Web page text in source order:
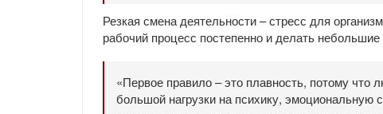
Резкая смена деятельности – стресс для
рабочий процесс постепенно и делать
«Первое правило – это плавность, потому что
большой нагрузки на психику,